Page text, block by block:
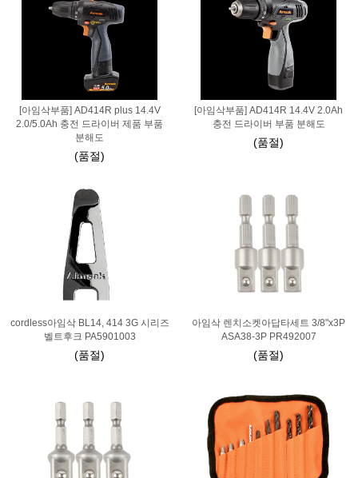
[아임삭부품] AD414R plus 14.4V
2.0/5.0Ah 충전 드라이버 제품 부품
분해도
(품절)
[아임삭부품] AD414R 14.4V 2.0Ah
충전 드라이버 부품 분해도
(품절)
cordless아임삭 BL14, 414 3G 시리즈
벨트후크 PA5901003
(품절)
아임삭 렌치소켓아답타세트 3/8"x3P
ASA38-3P PR492007
(품절)